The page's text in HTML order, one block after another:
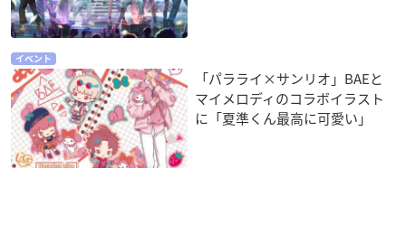
イベント
「パラライ×サンリオ」BAEと
マイメロディのコラボイラスト
に「夏準くん最高に可愛い」